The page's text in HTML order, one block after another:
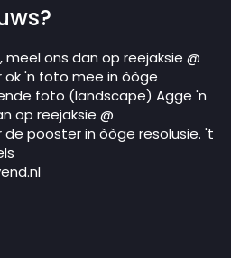
ons dan op reejaksie @
ok 'n foto mee in òòge
foto (landscape) Agge 'n
op reejaksie @
pooster in òòge resolusie. 't